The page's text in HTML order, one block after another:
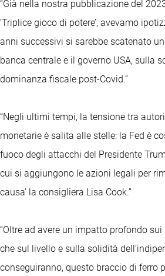
“Già nella nostra pubblicazione del
‘Triplice gioco di potere’, avevamo
anni successivi si sarebbe scatenato
banca centrale e il governo USA, sulla
dominanza fiscale post-Covid.”
“Negli ultimi tempi, la tensione tra
monetarie è salita alle stelle: la Fed è
fuoco degli attacchi del Presidente
cui si aggiungono le azioni legali per
causa’ la consigliera Lisa Cook.”
“Oltre ad avere un impatto profondo
che sul livello e sulla solidità
conseguiranno, questo braccio di ferro